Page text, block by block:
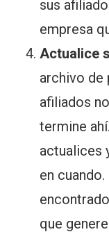
sus
empresa
Actualice
archivo de
afiliados
termine
actualices
en
que